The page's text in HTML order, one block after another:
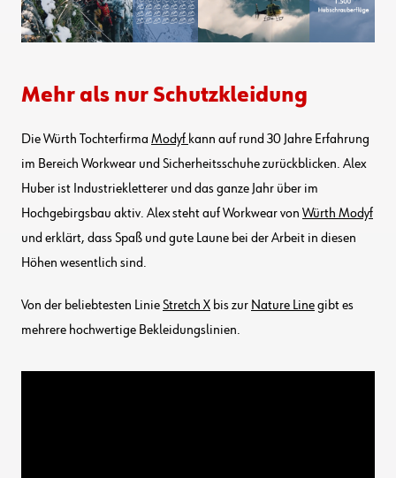
Mehr als nur Schutzkleidung
Die Würth Tochterfirma Modyf kann auf rund 30 Jahre Erfahrung
im Bereich Workwear und Sicherheitsschuhe zurückblicken. Alex
Huber ist Industriekletterer und das ganze Jahr über im
Hochgebirgsbau aktiv. Alex steht auf Workwear von Würth Modyf
und erklärt, dass Spaß und gute Laune bei der Arbeit in diesen
Höhen wesentlich sind.
Von der beliebtesten LinieStretch X bis zur Nature Linegibt es
mehrere hochwertige Bekleidungslinien.